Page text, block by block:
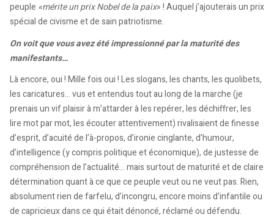
peuple «mérite un prix Nobel de la paix» ! Auquel j’ajouterais un prix
spécial de civisme et de sain patriotisme.
On voit que vous avez été impressionné par la maturité des
manifestants…
Là encore, oui ! Mille fois oui ! Les slogans, les chants, les quolibets,
les caricatures… vus et entendus tout au long de la marche (je
prenais un vif plaisir à m’attarder à les repérer, les déchiffrer, les
lire mot par mot, les écouter attentivement) rivalisaient de finesse
d’esprit, d’acuité de l’à-propos, d’ironie cinglante, d’humour,
d’intelligence (y compris politique et économique), de justesse de
compréhension de l’actualité… mais surtout de maturité et de claire
détermination quant à ce que ce peuple veut ou ne veut pas. Rien,
absolument rien de farfelu, d’incongru, encore moins d’infantile ou
de capricieux dans ce qui était dénoncé, réclamé ou défendu.